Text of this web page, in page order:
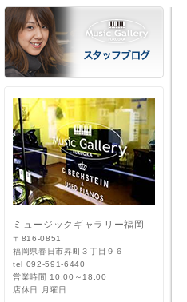
ミュージックギャラリー福岡
〒816-0851
福岡県春日市昇町３丁目９６
tel 092-591-6440
営業時間 10:00～18:00
店休日 月曜日